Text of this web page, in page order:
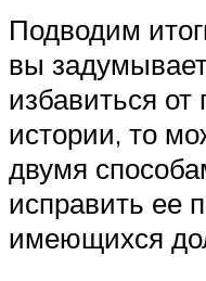
Подводим
вы
избавиться от
истории, то
двумя
исправить ее
имеющихся